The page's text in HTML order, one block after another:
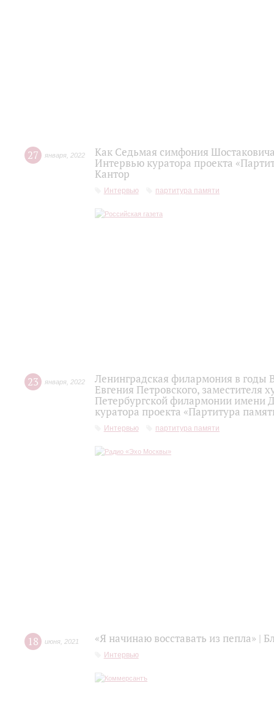
27 января 2022
Как Седьмая симфония
Интервью куратора проекта
Кантор
Интервью партитура памяти
23 января 2022
Ленинградская филармония в годы
Евгения Петровского, заместителя
Петербургской филармонии имени
куратора проекта «Партитура
Интервью партитура памяти
18 июня 2021 «Я начинаю восставать из пепла» |
Интервью